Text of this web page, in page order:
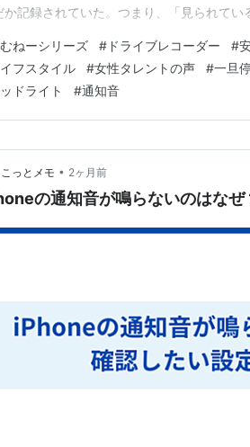
か記録されていた。つまり、「見られてい
で慎重に行ったり、運転の基本というか、
こなったり、スピードの記録機能はな…
ねーシリーズ # ドライブレコーダー #
フスタイル #女性タレントの声 #一旦
ドライト #通知音
っとメモ • 2ヶ月前
の通知音が鳴らないのはな